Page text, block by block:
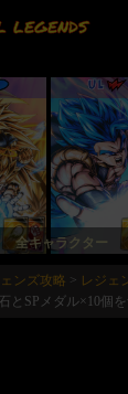
LEGENDS
UL
全キャラクター
ンズ攻略 > レジェ
とSPメダル×10個